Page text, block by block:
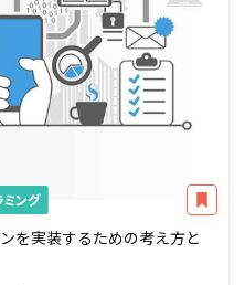
ミング
を実装するための考え方と